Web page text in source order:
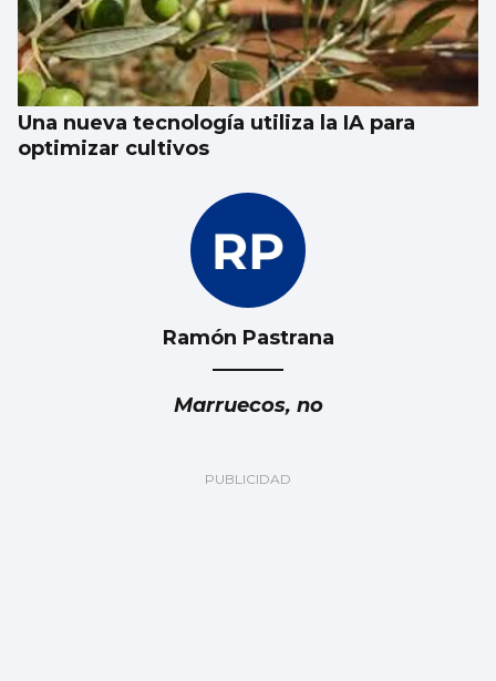
Una nueva tecnología utiliza la IA para
optimizar cultivos
Ramón Pastrana
Marruecos, no